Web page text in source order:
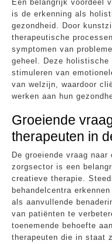
Een belangrijk voordeel
is de erkenning als
gezondheid. Door
therapeutische
symptomen van
geheel. Deze
stimuleren van
van welzijn, waardoor
werken aan hun
Groeiende
therapeuten in
De groeiende vraag
zorgsector is een
creatieve therapie.
behandelcentra
als aanvullende
van patiënten te
toenemende behoefte
therapeuten die in staat